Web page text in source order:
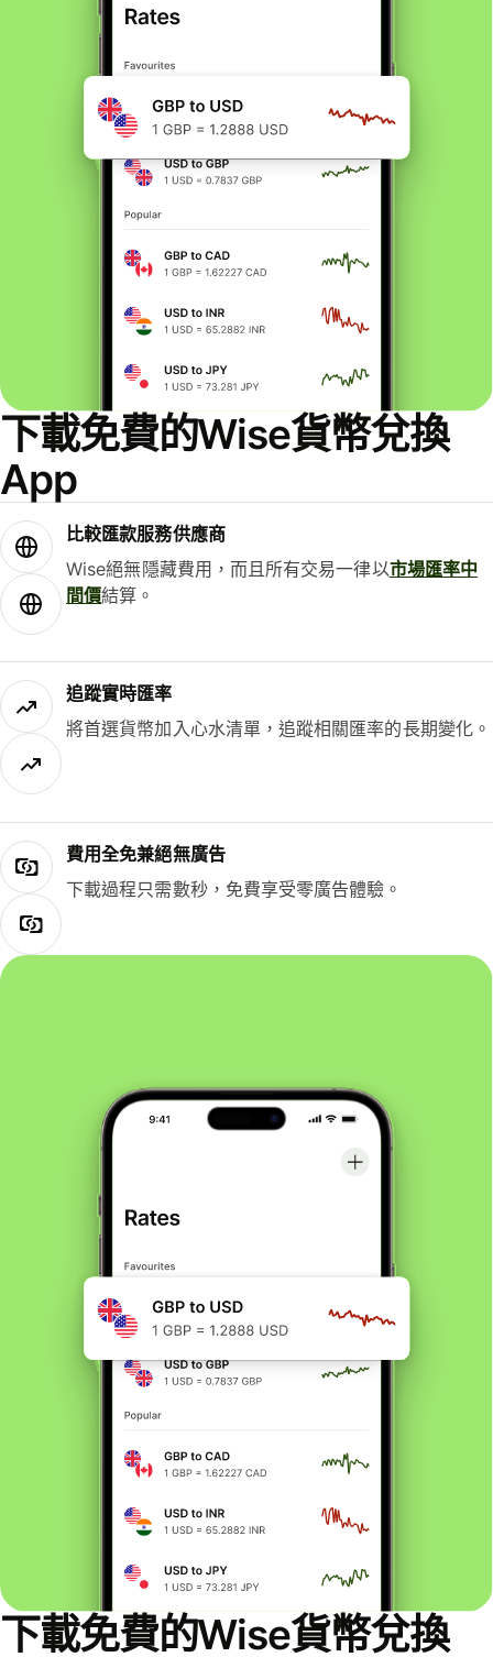
下載免費的Wise貨幣兌換
App
比較匯款服務供應商
Wise絕無隱藏費用，而且所有交易一律以市場匯率中
間價結算。
追蹤實時匯率
將首選貨幣加入心水清單，追蹤相關匯率的長期變化。
費用全免兼絕無廣告
下載過程只需數秒，免費享受零廣告體驗。
下載免費的Wise貨幣兌換